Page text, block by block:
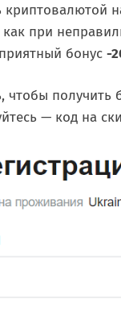
криптовалютой
при
бонус -
чтобы получить
— код на